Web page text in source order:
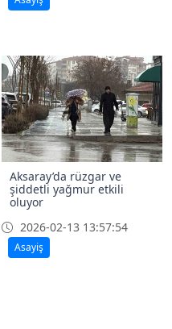
Aksaray’da rüzgar ve
şiddetli yağmur etkili
oluyor
2026-02-13 13:57:54
Asayiş